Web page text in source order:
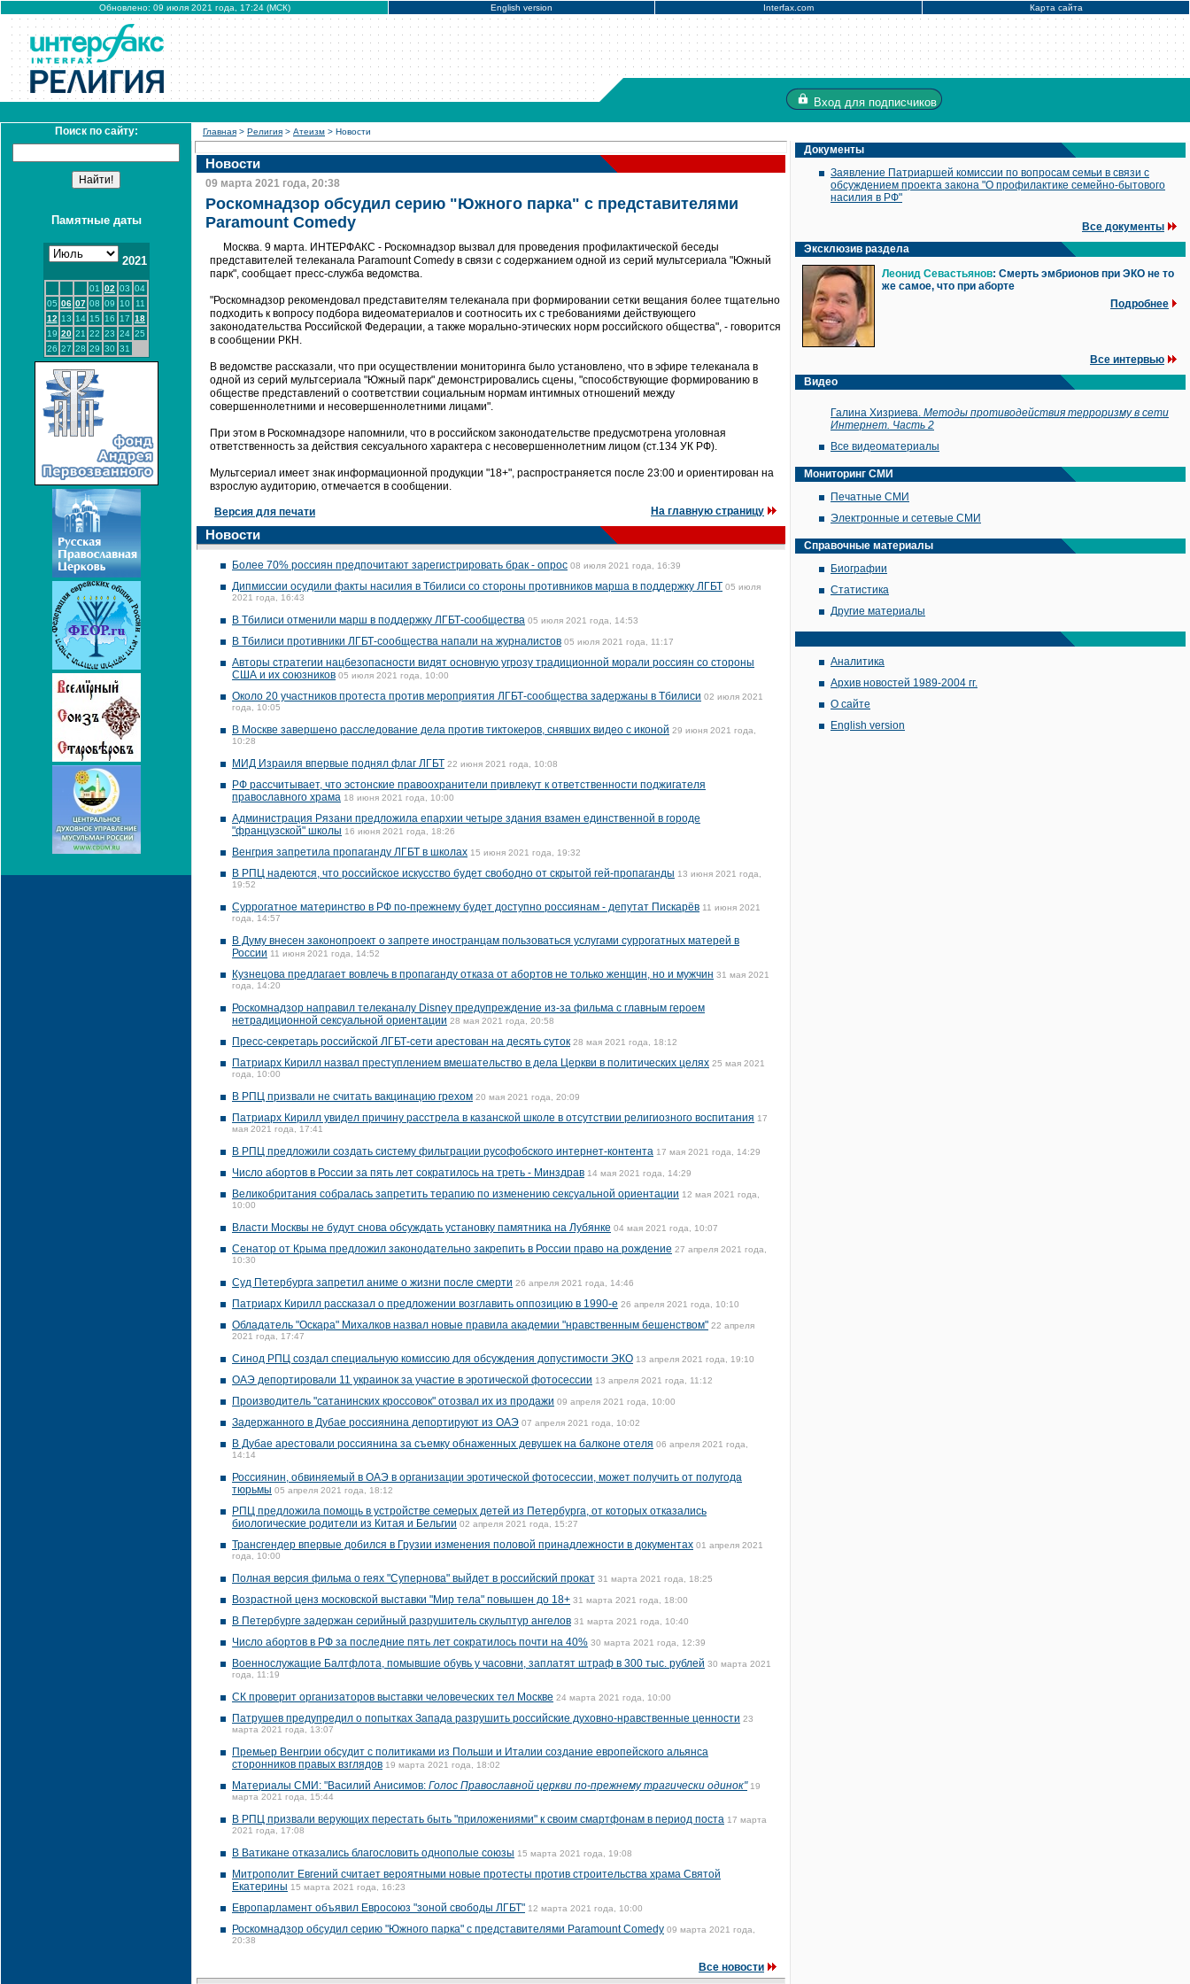
Обновлено: 09 июля 2021 года, 17:24 (МСК) English version Interfax.com Карта сайта
Вход для подписчиков
Поиск по сайту:
Памятные даты
2021
01 02 03 04
05 06 07 08 09 10
11
12 13 14 15 16 17 18
19 20 21 22 23 24 25
26 27 28 29 30 31
Главная > Религия > Атеизм > Новости
Новости
09 марта 2021 года, 20:38
Роскомнадзор обсудил серию "Южного парка" с представителями
Paramount Comedy
Москва. 9 марта. ИНТЕРФАКС - Роскомнадзор вызвал для проведения профилактической беседы
представителей телеканала Рaramount Comedy в связи с содержанием одной из серий мультсериала "Южный
парк", сообщает пресс-служба ведомства.
"Роскомнадзор рекомендовал представителям телеканала при формировании сетки вещания более тщательно
подходить к вопросу подбора видеоматериалов и соотносить их с требованиями действующего
законодательства Российской Федерации, а также морально-этических норм российского общества", - говорится
в сообщении РКН.
В ведомстве рассказали, что при осуществлении мониторинга было установлено, что в эфире телеканала в
одной из серий мультсериала "Южный парк" демонстрировались сцены, "способствующие формированию в
обществе представлений о соответствии социальным нормам интимных отношений между
совершеннолетними и несовершеннолетними лицами".
При этом в Роскомнадзоре напомнили, что в российском законодательстве предусмотрена уголовная
ответственность за действия сексуального характера с несовершеннолетним лицом (ст.134 УК РФ).
Мультсериал имеет знак информационной продукции "18+", распространяется после 23:00 и ориентирован на
взрослую аудиторию, отмечается в сообщении.
Версия для печати На главную страницу
Новости
Более 70% россиян предпочитают зарегистрировать брак - опрос 08 июля 2021 года, 16:39
Дипмиссии осудили факты насилия в Тбилиси со стороны противников марша в поддержку ЛГБТ 05 июля
2021 года, 16:43
В Тбилиси отменили марш в поддержку ЛГБТ-сообщества 05 июля 2021 года, 14:53
В Тбилиси противники ЛГБТ-сообщества напали на журналистов 05 июля 2021 года, 11:17
Авторы стратегии нацбезопасности видят основную угрозу традиционной морали россиян со стороны
США и их союзников 05 июля 2021 года, 10:00
Около 20 участников протеста против мероприятия ЛГБТ-сообщества задержаны в Тбилиси 02 июля 2021
года, 10:05
В Москве завершено расследование дела против тиктокеров, снявших видео с иконой 29 июня 2021 года,
10:28
МИД Израиля впервые поднял флаг ЛГБТ 22 июня 2021 года, 10:08
РФ рассчитывает, что эстонские правоохранители привлекут к ответственности поджигателя
православного храма 18 июня 2021 года, 10:00
Администрация Рязани предложила епархии четыре здания взамен единственной в городе
"французской" школы 16 июня 2021 года, 18:26
Венгрия запретила пропаганду ЛГБТ в школах 15 июня 2021 года, 19:32
В РПЦ надеются, что российское искусство будет свободно от скрытой гей-пропаганды 13 июня 2021 года,
19:52
Суррогатное материнство в РФ по-прежнему будет доступно россиянам - депутат Пискарёв 11 июня 2021
года, 14:57
В Думу внесен законопроект о запрете иностранцам пользоваться услугами суррогатных матерей в
России 11 июня 2021 года, 14:52
Кузнецова предлагает вовлечь в пропаганду отказа от абортов не только женщин, но и мужчин 31 мая 2021
года, 14:20
Роскомнадзор направил телеканалу Disney предупреждение из-за фильма с главным героем
нетрадиционной сексуальной ориентации 28 мая 2021 года, 20:58
Пресс-секретарь российской ЛГБТ-сети арестован на десять суток 28 мая 2021 года, 18:12
Патриарх Кирилл назвал преступлением вмешательство в дела Церкви в политических целях 25 мая 2021
года, 10:00
В РПЦ призвали не считать вакцинацию грехом 20 мая 2021 года, 20:09
Патриарх Кирилл увидел причину расстрела в казанской школе в отсутствии религиозного воспитания 17
мая 2021 года, 17:41
В РПЦ предложили создать систему фильтрации русофобского интернет-контента 17 мая 2021 года, 14:29
Число абортов в России за пять лет сократилось на треть - Минздрав 14 мая 2021 года, 14:29
Великобритания собралась запретить терапию по изменению сексуальной ориентации 12 мая 2021 года,
10:00
Власти Москвы не будут снова обсуждать установку памятника на Лубянке 04 мая 2021 года, 10:07
Сенатор от Крыма предложил законодательно закрепить в России право на рождение 27 апреля 2021 года,
10:30
Суд Петербурга запретил аниме о жизни после смерти 26 апреля 2021 года, 14:46
Патриарх Кирилл рассказал о предложении возглавить оппозицию в 1990-е 26 апреля 2021 года, 10:10
Обладатель "Оскара" Михалков назвал новые правила академии "нравственным бешенством" 22 апреля
2021 года, 17:47
Синод РПЦ создал специальную комиссию для обсуждения допустимости ЭКО 13 апреля 2021 года, 19:10
ОАЭ депортировали 11 украинок за участие в эротической фотосессии 13 апреля 2021 года, 11:12
Производитель "сатанинских кроссовок" отозвал их из продажи 09 апреля 2021 года, 10:00
Задержанного в Дубае россиянина депортируют из ОАЭ 07 апреля 2021 года, 10:02
В Дубае арестовали россиянина за съемку обнаженных девушек на балконе отеля 06 апреля 2021 года,
14:14
Россиянин, обвиняемый в ОАЭ в организации эротической фотосессии, может получить от полугода
тюрьмы 05 апреля 2021 года, 18:12
РПЦ предложила помощь в устройстве семерых детей из Петербурга, от которых отказались
биологические родители из Китая и Бельгии 02 апреля 2021 года, 15:27
Трансгендер впервые добился в Грузии изменения половой принадлежности в документах 01 апреля 2021
года, 10:00
Полная версия фильма о геях "Супернова" выйдет в российский прокат 31 марта 2021 года, 18:25
Возрастной ценз московской выставки "Мир тела" повышен до 18+ 31 марта 2021 года, 18:00
В Петербурге задержан серийный разрушитель скульптур ангелов 31 марта 2021 года, 10:40
Число абортов в РФ за последние пять лет сократилось почти на 40% 30 марта 2021 года, 12:39
Военнослужащие Балтфлота, помывшие обувь у часовни, заплатят штраф в 300 тыс. рублей 30 марта 2021
года, 11:19
СК проверит организаторов выставки человеческих тел Москве 24 марта 2021 года, 10:00
Патрушев предупредил о попытках Запада разрушить российские духовно-нравственные ценности 23
марта 2021 года, 13:07
Премьер Венгрии обсудит с политиками из Польши и Италии создание европейского альянса
сторонников правых взглядов 19 марта 2021 года, 18:02
Материалы СМИ: "Василий Анисимов: Голос Православной церкви по-прежнему трагически одинок" 19
марта 2021 года, 15:44
В РПЦ призвали верующих перестать быть "приложениями" к своим смартфонам в период поста 17 марта
2021 года, 17:08
В Ватикане отказались благословить однополые союзы 15 марта 2021 года, 19:08
Митрополит Евгений считает вероятными новые протесты против строительства храма Святой
Екатерины 15 марта 2021 года, 16:23
Европарламент объявил Евросоюз "зоной свободы ЛГБТ" 12 марта 2021 года, 10:00
Роскомнадзор обсудил серию "Южного парка" с представителями Paramount Comedy 09 марта 2021 года,
20:38
Все новости
Документы
Заявление Патриаршей комиссии по вопросам семьи в связи с
обсуждением проекта закона "О профилактике семейно-бытового
насилия в РФ"
Все документы
Эксклюзив раздела
Леонид Севастьянов: Смерть эмбрионов при ЭКО не то
же самое, что при аборте
Подробнее
Все интервью
Видео
Галина Хизриева. Методы противодействия терроризму в сети
Интернет. Часть 2
Все видеоматериалы
Мониторинг СМИ
Печатные СМИ
Электронные и сетевые СМИ
Справочные материалы
Биографии
Статистика
Другие материалы
Аналитика
Архив новостей 1989-2004 гг.
О сайте
English version